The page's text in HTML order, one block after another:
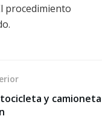
procedimiento
y camioneta